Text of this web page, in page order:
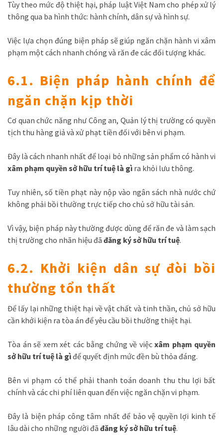
Tùy theo mức độ thiệt hại, pháp luật Việt Nam cho phép xử lý
thông qua ba hình thức: hành chính, dân sự và hình sự.
Việc lựa chọn đúng biện pháp sẽ giúp ngăn chặn hành vi xâm
phạm một cách nhanh chóng và răn đe các đối tượng khác.
6.1. Biện pháp hành chính để
ngăn chặn kịp thời
Cơ quan chức năng như Công an, Quản lý thị trường có quyền
tịch thu hàng giả và xử phạt tiền đối với bên vi phạm.
Đây là cách nhanh nhất để loại bỏ những sản phẩm có hành vi
xâm phạm quyền sở hữu trí tuệ là gì ra khỏi lưu thông.
Tuy nhiên, số tiền phạt này nộp vào ngân sách nhà nước chứ
không phải bồi thường trực tiếp cho chủ sở hữu tài sản.
Vì vậy, biện pháp này thường được dùng để răn đe và làm sạch
thị trường cho nhãn hiệu đã đăng ký sở hữu trí tuệ.
6.2. Khởi kiện dân sự đòi bồi
thường tổn thất
Để lấy lại những thiệt hại về vật chất và tinh thần, chủ sở hữu
cần khởi kiện ra tòa án để yêu cầu bồi thường thiệt hại.
Tòa án sẽ xem xét các bằng chứng về việc xâm phạm quyền
sở hữu trí tuệ là gìđể quyết định mức đền bù thỏa đáng.
Bên vi phạm có thể phải thanh toán doanh thu thu lợi bất
chính và các chi phí liên quan đến việc ngăn chặn vi phạm.
Đây là biện pháp công tâm nhất để bảo vệ quyền lợi kinh tế
lâu dài cho những người đã đăng ký sở hữu trí tuệ.